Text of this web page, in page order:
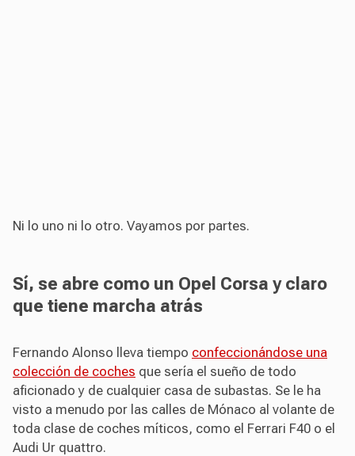
Ni lo uno ni lo otro. Vayamos por partes.
Sí, se abre como un Opel Corsa y claro
que tiene marcha atrás
Fernando Alonso lleva tiempo confeccionándose una
colección de coches que sería el sueño de todo
aficionado y de cualquier casa de subastas. Se le ha
visto a menudo por las calles de Mónaco al volante de
toda clase de coches míticos, como el Ferrari F40 o el
Audi Ur quattro.